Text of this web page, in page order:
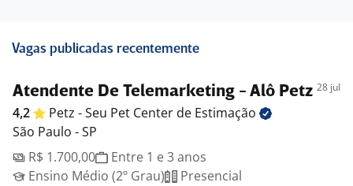
Vagas publicadas recentemente
Atendente De Telemarketing - Alô Petz 28 jul
4,2 Petz - Seu Pet Center de Estimação
São Paulo - SP
R$ 1.700,00
Entre 1 e 3 anos
Ensino Médio (2º Grau)
Presencial